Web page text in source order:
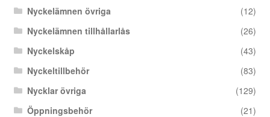
Nyckelämnen övriga
(12)
Nyckelämnen tillhållarlås
(26)
Nyckelskåp
(43)
Nyckeltillbehör
(83)
Nycklar övriga
(129)
Öppningsbehör
(21)